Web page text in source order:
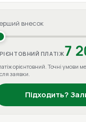
внесок
ПЛАТІЖ7
орієнтовний. Точні умови
заявки.
Підходить?